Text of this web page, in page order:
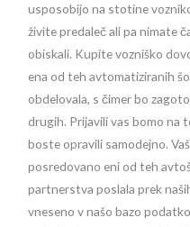
usposobijo na stotine
živite predaleč ali pa nimate
obiskali. Kupite vozniško
ena od teh avtomatiziranih
obdelovala, s čimer bo
drugih. Prijavili vas bomo na
boste opravili samodejno.
posredovano eni od teh
partnerstva poslala prek
vneseno v našo bazo